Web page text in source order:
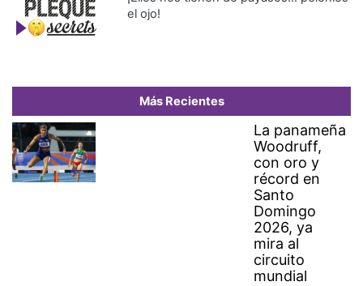
el ojo!
Más Recientes
La panameña
Woodruff,
con oro y
récord en
Santo
Domingo
2026, ya
mira al
circuito
mundial